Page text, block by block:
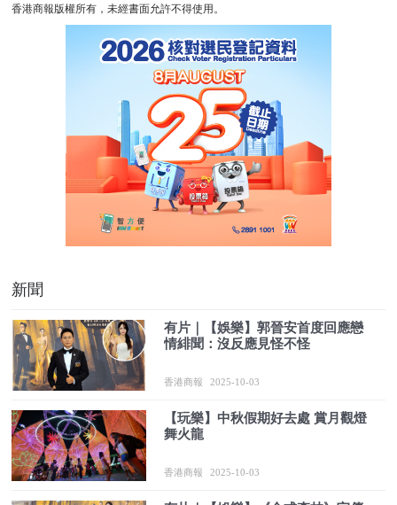
香港商報版權所有，未經書面允許不得使用。
新聞
有片｜【娛樂】郭晉安首度回應戀
情緋聞：沒反應見怪不怪
香港商報 2025-10-03
【玩樂】中秋假期好去處 賞月觀燈
舞火龍
香港商報 2025-10-03